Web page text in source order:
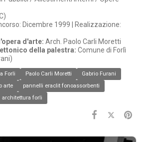
Dicembre 1999 | Realizzazione:
d'arte: Arch. Paolo Carli Moretti
della palestra: Comune di Forlì
Forli Paolo Carli Moretti
Gabrio Furani
arte
pannelli eraclit fonoassorbenti
architettura forli